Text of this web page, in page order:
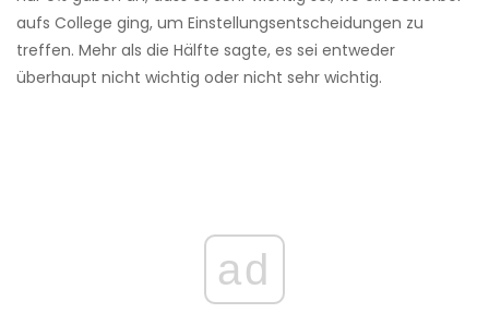
aufs College ging, um Einstellungsentscheidungen zu
treffen. Mehr als die Hälfte sagte, es sei entweder
überhaupt nicht wichtig oder nicht sehr wichtig.
ad